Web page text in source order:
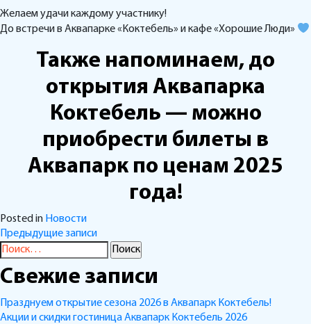
Желаем удачи каждому участнику!
До встречи в Аквапарке «Коктебель» и кафе «Хорошие Люди»
Также напоминаем, до
открытия Аквапарка
Коктебель — можно
приобрести билеты в
Аквапарк по ценам 2025
года!
Posted in Новости
Навигация
по
Предыдущие записи
Найти:
Свежие записи
Празднуем открытие сезона 2026 в Аквапарк Коктебель!
Акции и скидки гостиница Аквапарк Коктебель 2026